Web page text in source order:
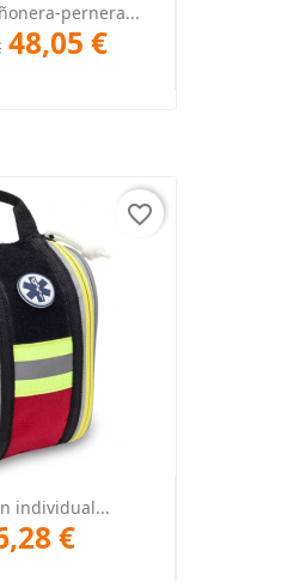
pernera...
48,05 €
individual...
€
favorite_border